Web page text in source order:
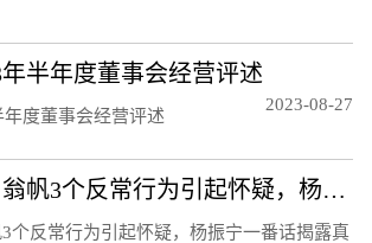
半年度董事会经营评述
度董事会经营评述
2023-08-27
是日本间谍？翁帆3个反常行为引起怀疑，杨振宁一番话揭露真相
个反常行为引起怀疑，杨振宁一番话揭露真